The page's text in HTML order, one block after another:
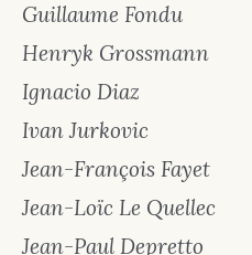
Guillaume Fondu
Henryk Grossmann
Ignacio Diaz
Ivan Jurkovic
Jean-François Fayet
Jean-Loïc Le Quellec
Jean-Paul Depretto